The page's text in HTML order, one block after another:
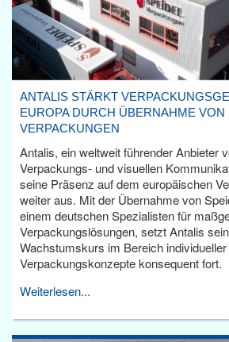
ANTALIS STÄRKT
EUROPA DURCH ÜBERNAHME VON
VERPACKUNGEN
Antalis, ein weltweit führender Anbieter
Verpackungs- und visuellen
seine Präsenz auf dem europäischen
weiter aus. Mit der Übernahme von
einem deutschen Spezialisten für
Verpackungslösungen, setzt Antalis
Wachstumskurs im Bereich individueller
Verpackungskonzepte konsequent fort.
Weiterlesen...